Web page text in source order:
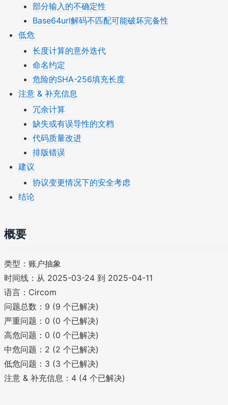
部分输入的不确定性
Base64url解码不匹配可能破坏完备性
低危
长度计算的意外迭代
命名约定
危险的SHA-256填充长度
注意 & 补充信息
冗余计算
缺失或有误导性的文档
代码质量改进
排版错误
建议
协议变更情况下的安全考虑
结论
概要
类型：账户抽象
时间线：从 2025-03-24 到 2025-04-11
语言：Circom
问题总数：9 (9 个已解决)
严重问题：0 (0 个已解决)
高危问题：0 (0 个已解决)
中危问题：2 (2 个已解决)
低危问题：3 (3 个已解决)
注意 & 补充信息：4 (4 个已解决)